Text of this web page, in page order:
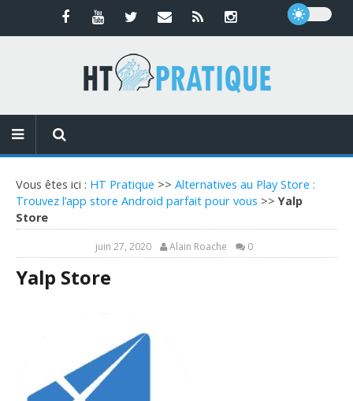
Vous êtes ici : HT Pratique >> Alternatives au Play Store :
Trouvez l’app store Android parfait pour vous >>Yalp
Store
juin 27, 2020 Alain Roache 0
Yalp Store